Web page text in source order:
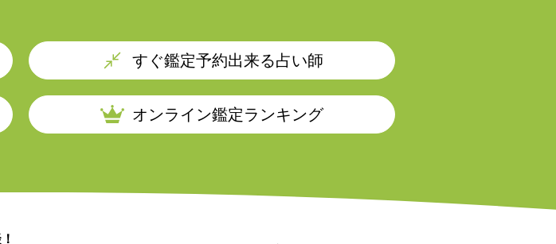
すぐ鑑定予約出来る占い師
オンライン鑑定ランキング